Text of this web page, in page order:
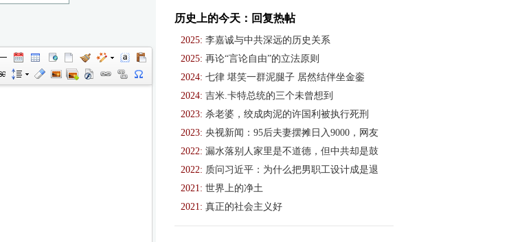
历史上的今天：回复热帖
2025: 李嘉诚与中共深远的历史关系
2025: 再论“言论自由”的立法原则
2024: 七律 堪笑一群泥腿子 居然结伴坐金銮
2024: 吉米.卡特总统的三个未曾想到
2023: 杀老婆，绞成肉泥的许国利被执行死刑
2023: 央视新闻：95后夫妻摆摊日入9000，网友
2022: 漏水落别人家里是不道德，但中共却是鼓
2022: 质问习近平：为什么把男职工设计成是退
2021: 世界上的净土
2021: 真正的社会主义好